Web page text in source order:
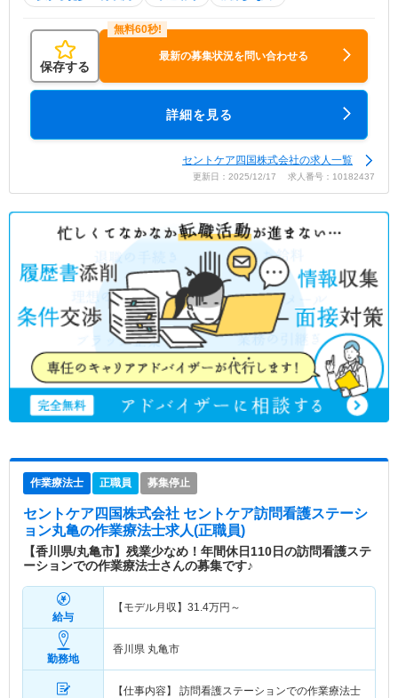
保存する
最新の募集状況を問い合わせる
詳細を見る
セントケア四国株式会社の求人一覧
更新日：2025/12/17 求人番号：10182437
作業療法士 正職員 募集停止
セントケア四国株式会社 セントケア訪問看護ステーシ
ョン丸亀の作業療法士求人(正職員)
【香川県/丸亀市】残業少なめ！年間休日110日の訪問看護ステ
ーションでの作業療法士さんの募集です♪
給与
【モデル月収】 31.4万円～
勤務地
香川県 丸亀市
【仕事内容】 訪問看護ステーションでの作業療法士